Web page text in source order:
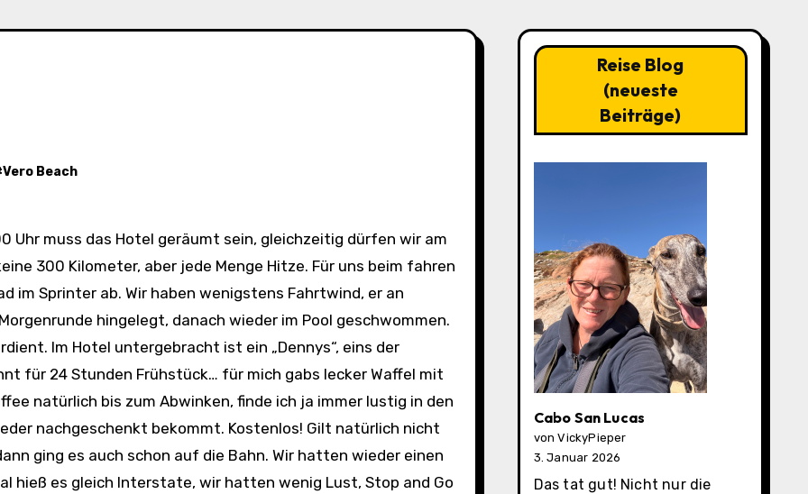
Vero Beach
300 Kilometer, aber jede Menge Hitze. Für uns beim fahren
im Sprinter ab. Wir haben wenigstens Fahrtwind, er an
hingelegt, danach wieder im Pool geschwommen.
Im Hotel untergebracht ist ein „Dennys“, eins der
für 24 Stunden Frühstück… für mich gabs lecker Waffel mit
natürlich bis zum Abwinken, finde ich ja immer lustig in den
nachgeschenkt bekommt. Kostenlos! Gilt natürlich nicht
ging es auch schon auf die Bahn. Wir hatten wieder einen
hieß es gleich Interstate, wir hatten wenig Lust, Stop and Go
Reise Blog
(neueste
Beiträge)
Cabo San Lucas
von VickyPieper
3. Januar 2026
Das tat gut! Nicht nur die